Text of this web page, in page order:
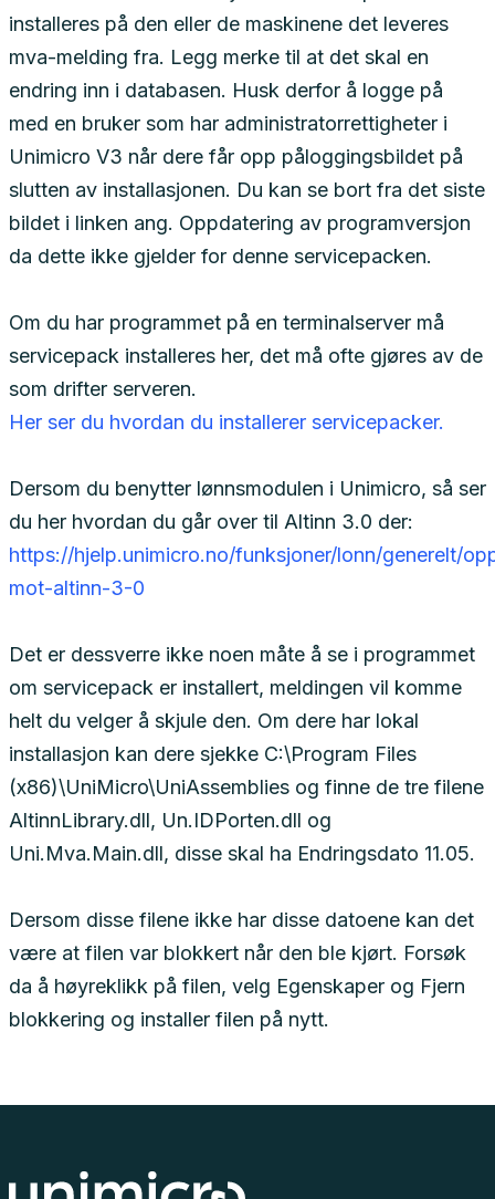
installeres på den eller de maskinene det leveres
mva-melding fra. Legg merke til at det skal en
endring inn i databasen. Husk derfor å logge på
med en bruker som har administratorrettigheter i
Unimicro V3 når dere får opp påloggingsbildet på
slutten av installasjonen. Du kan se bort fra det siste
bildet i linken ang. Oppdatering av programversjon
da dette ikke gjelder for denne servicepacken.
Om du har programmet på en terminalserver må
servicepack installeres her, det må ofte gjøres av de
som drifter serveren.
Her ser du hvordan du installerer servicepacker.
Dersom du benytter lønnsmodulen i Unimicro, så ser
du her hvordan du går over til Altinn 3.0 der:
https://hjelp.unimicro.no/funksjoner/lonn/generelt/
mot-altinn-3-0
Det er dessverre ikke noen måte å se i programmet
om servicepack er installert, meldingen vil komme
helt du velger å skjule den. Om dere har lokal
installasjon kan dere sjekke C:\Program Files
(x86)\UniMicro\UniAssemblies og finne de tre filene
AltinnLibrary.dll, Un.IDPorten.dll og
Uni.Mva.Main.dll, disse skal ha Endringsdato 11.05.
Dersom disse filene ikke har disse datoene kan det
være at filen var blokkert når den ble kjørt. Forsøk
da å høyreklikk på filen, velg Egenskaper og Fjern
blokkering og installer filen på nytt.